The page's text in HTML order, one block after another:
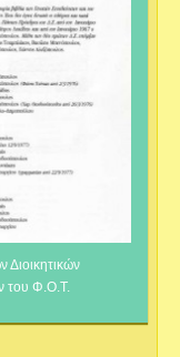
του Φ.Ο.Τ.